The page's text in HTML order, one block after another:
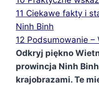
11 Ciekawe fakty i
Ninh Binh
12 Podsumowanie –
Odkryj piękno
prowincja Ninh
krajobrazami. Te